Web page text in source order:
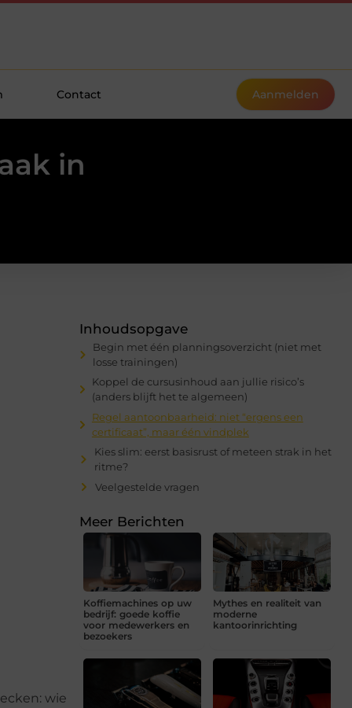
Contact Aanmelden
in
wie
Inhoudsopgave
Begin met één planningsoverzicht (niet met
losse trainingen)
Koppel de cursusinhoud aan jullie risico’s
(anders blijft het te algemeen)
Regel aantoonbaarheid: niet “ergens een
certificaat”, maar één vindplek
Kies slim: eerst basisrust of meteen strak in het
ritme?
Veelgestelde vragen
Meer Berichten
Koffiemachines op uw
bedrijf: goede koffie
voor medewerkers en
bezoekers
Mythes en realiteit van
moderne
kantoorinrichting